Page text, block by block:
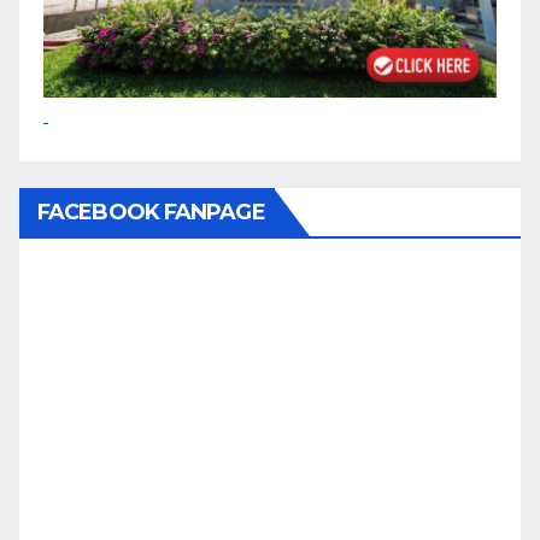
FACEBOOK FANPAGE